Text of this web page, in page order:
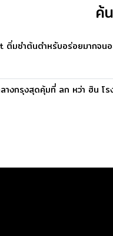
ค้
ติ่มซำต้นตำหรับอร่อยมากจน
งกรุงสุดคุ้มที่ ลก หว่า ฮิน โร